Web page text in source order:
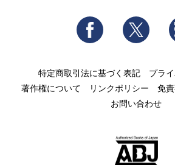
Facebook
特定商取引法に基づく表記
プラ
著作権について
リンクポリシー 免
お問い合わせ